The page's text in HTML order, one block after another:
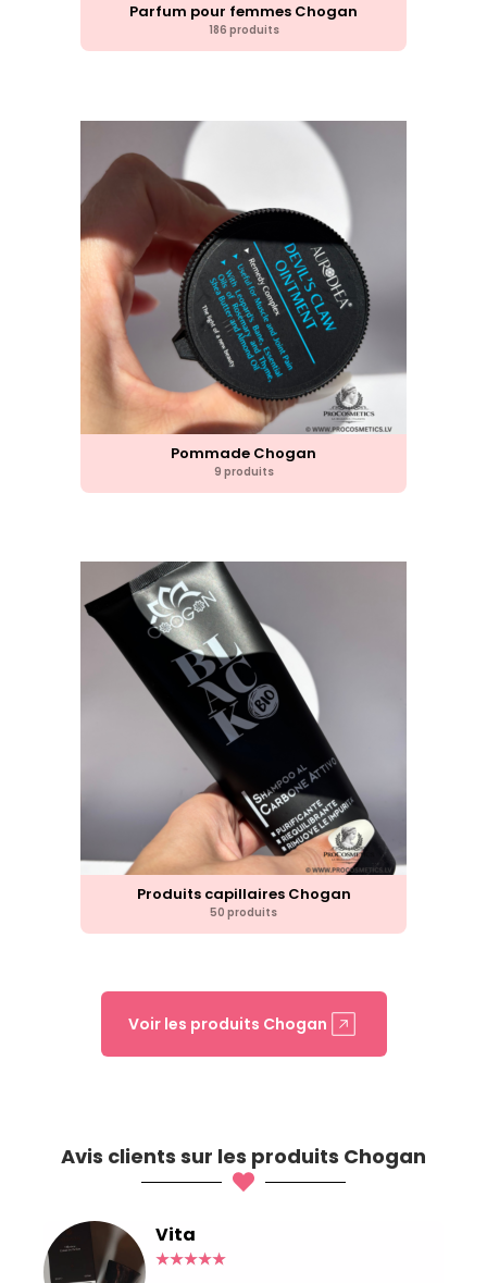
Parfum pour femmes Chogan
186 produits
Pommade Chogan
9 produits
Produits capillaires Chogan
50 produits
Voir les produits Chogan
Avis clients sur les produits Chogan
Vita
★★★★★